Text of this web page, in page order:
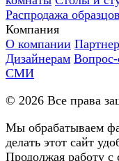
Распродажа образцов
Компания
О компании
Дизайнерам Вопрос-
СМИ
© 2026 Все права
Мы обрабатываем
делать этот сайт
Продолжая работу